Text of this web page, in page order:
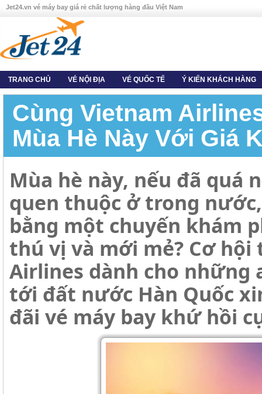
Jet24.vn vé máy bay giá rẻ chất lượng hàng đầu Việt Nam
TRANG CHỦ VÉ NỘI ĐỊA VÉ QUỐC TẾ Ý KIẾN KHÁCH HÀNG
Cùng Vietnam
Mùa Hè Này Với Giá
Mùa hè này, nếu đã quá
quen thuộc ở trong
bằng một chuyến khám
thú vị và mới mẻ? Cơ
Airlines dành cho những
tới đất nước Hàn Quốc
đãi vé máy bay khứ hồi